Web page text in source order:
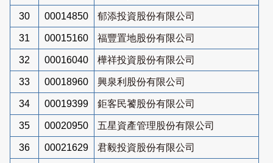
30 00014850 郁添投資股份有限公司
31 00015160 福豐置地股份有限公司
32 00016040 樺祥投資股份有限公司
33 00018960 興泉利股份有限公司
34 00019399 鉅客民饕股份有限公司
35 00020950 五星資產管理股份有限公司
36 00021629 君毅投資股份有限公司